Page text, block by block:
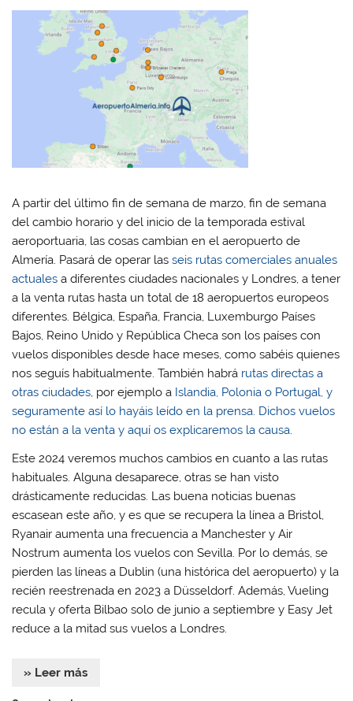
t
i
r
e
n
W
S
e
a
e
n
n
v
e
n
t
a
n
a
n
e
a
t
i
r
e
n
F
a
e
b
S
e
a
e
n
n
v
e
n
t
a
n
a
n
e
a
)
t
e
n
T
w
i
e
e
a
b
e
u
n
a
e
n
t
a
n
a
n
u
e
v
)
t
r
e
n
L
i
n
e
d
I
n
(
S
a
e
n
n
v
e
n
t
a
n
a
n
e
v
a
)
A partir del último fin de semana de marzo, fin de semana
del cambio horario y del inicio de la temporada estival
aeroportuaria, las cosas cambian en el aeropuerto de
Almería. Pasará de operar lasseis rutas comerciales anuales
actuales a diferentes ciudades nacionales y Londres, a tener
a la venta rutas hasta un total de 18 aeropuertos europeos
diferentes. Bélgica, España, Francia, Luxemburgo Países
Bajos, Reino Unido y República Checa son los países con
vuelos disponibles desde hace meses, como sabéis quienes
nos seguís habitualmente. También habrá rutas directas a
otras ciudades, por ejemplo a Islandia, Polonia o Portugal, y
seguramente así lo hayáis leído en la prensa. Dichos vuelos
no están a la venta y aquí os explicaremos la causa.
Este 2024 veremos muchos cambios en cuanto a las rutas
habituales. Alguna desaparece, otras se han visto
drásticamente reducidas. Las buena noticias buenas
escasean este año, y es que se recupera la línea a Bristol,
Ryanair aumenta una frecuencia a Manchester y Air
Nostrum aumenta los vuelos con Sevilla. Por lo demás, se
pierden las líneas a Dublin (una histórica del aeropuerto) y la
recién reestrenada en 2023 a Düsseldorf. Además, Vueling
recula y oferta Bilbao solo de junio a septiembre y Easy Jet
reduce a la mitad sus vuelos a Londres.
» Leer más